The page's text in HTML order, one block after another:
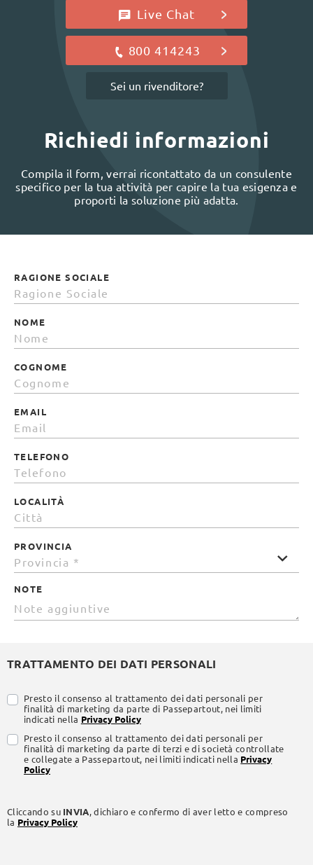
Live Chat
800 414243
Sei un rivenditore?
Richiedi informazioni
Compila il form, verrai ricontattato da un consulente
specifico per la tua attività per capire la tua esigenza e
proporti la soluzione più adatta.
RAGIONE SOCIALE
NOME
COGNOME
EMAIL
TELEFONO
LOCALITÀ
PROVINCIA
NOTE
TRATTAMENTO DEI DATI PERSONALI
Presto il consenso al trattamento dei dati personali per
finalità di marketing da parte di Passepartout, nei limiti
indicati nella Privacy Policy
Presto il consenso al trattamento dei dati personali per
finalità di marketing da parte di terzi e di società controllate
e collegate a Passepartout, nei limiti indicati nella Privacy
Policy
Cliccando su INVIA, dichiaro e confermo di aver letto e compreso
la Privacy Policy